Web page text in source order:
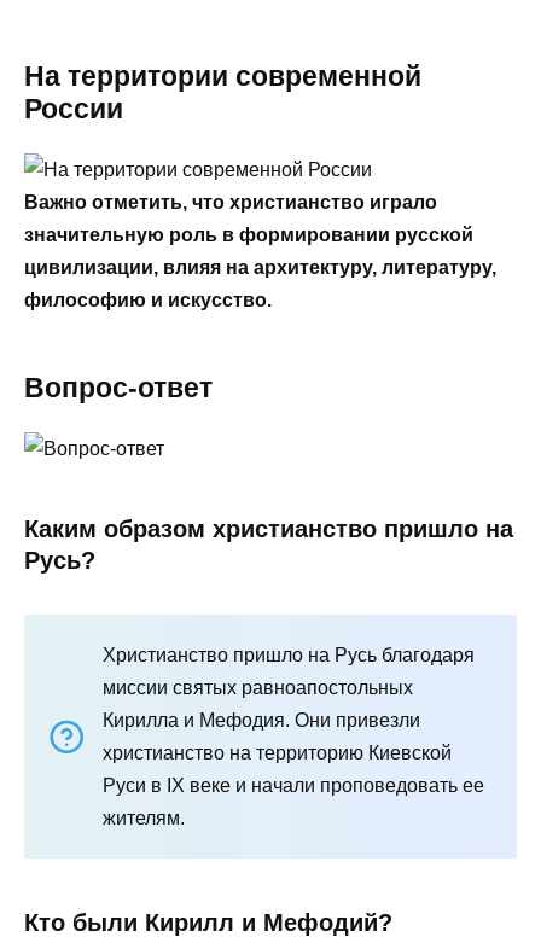
На территории современной
России
Важно отметить, что христианство играло
значительную роль в формировании русской
цивилизации, влияя на архитектуру, литературу,
философию и искусство.
Вопрос-ответ
Каким образом христианство пришло на
Русь?
Христианство пришло на Русь благодаря
миссии святых равноапостольных
Кирилла и Мефодия. Они привезли
христианство на территорию Киевской
Руси в IX веке и начали проповедовать ее
жителям.
Кто были Кирилл и Мефодий?